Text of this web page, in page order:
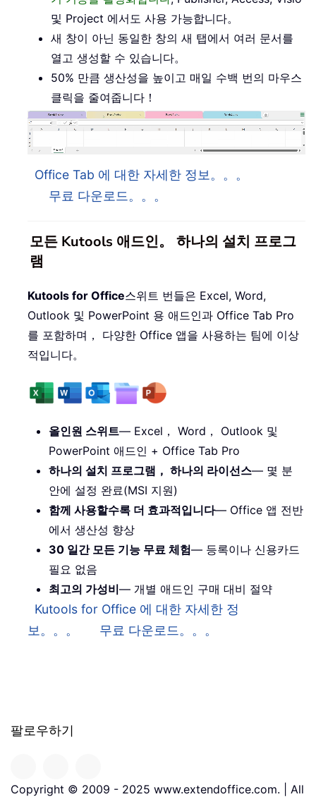
및 Project 에서도 사용 가능합니다。
새 창이 아닌 동일한 창의 새 탭에서 여러 문서를
열고 생성할 수 있습니다。
50% 만큼 생산성을 높이고 매일 수백 번의 마우스
클릭을 줄여줍니다！
Office Tab 에 대한 자세한 정보。。。
무료 다운로드。。。
모든 Kutools 애드인。 하나의 설치 프로그
램
Kutools for Office스위트 번들은 Excel, Word,
Outlook 및 PowerPoint 용 애드인과 Office Tab Pro
를 포함하며， 다양한 Office 앱을 사용하는 팀에 이상
적입니다。
올인원 스위트— Excel， Word， Outlook 및
PowerPoint 애드인 + Office Tab Pro
하나의 설치 프로그램， 하나의 라이선스— 몇 분
안에 설정 완료(MSI 지원)
함께 사용할수록 더 효과적입니다— Office 앱 전반
에서 생산성 향상
30 일간 모든 기능 무료 체험— 등록이나 신용카드
필요 없음
최고의 가성비— 개별 애드인 구매 대비 절약
Kutools for Office 에 대한 자세한 정
보。。。
무료 다운로드。。。
팔로우하기
Copyright © 2009 - 2025 www.extendoffice.com. | All